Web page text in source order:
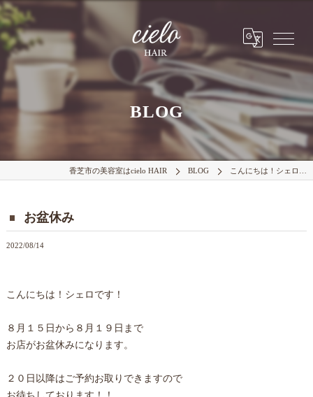
BLOG
香芝市の美容室はcielo HAIR BLOG こんにちは！シェロ…
お盆休み
2022/08/14
こんにちは！シェロです！
８月１５日から８月１９日まで
お店がお盆休みになります。
２０日以降はご予約お取りできますので